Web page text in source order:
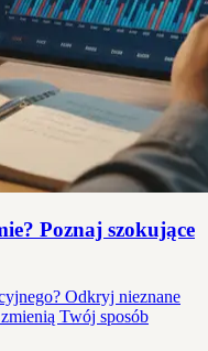
Poznaj szokujące
Odkryj nieznane
Twój sposób